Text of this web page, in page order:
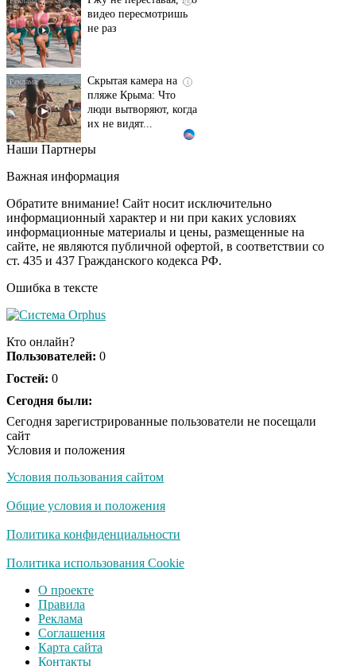
видео пересмотришь
не раз
Скрытая камера на
пляже Крыма: Что
люди вытворяют, когда
их не видят...
Ролик длится
смеяться вы будете
i
Королева вагона
отожгла! Видео не
оставит равнодушным
Наши Партнеры
Важная информация
Обратите внимание! Сайт носит исключительно
информационный характер и ни при каких условиях
информационные материалы и цены, размещенные на
сайте, не являются публичной офертой, в соответствии со
ст. 435 и 437 Гражданского кодекса РФ.
Ошибка в тексте
Кто онлайн?
Пользователей: 0
Гостей: 0
Сегодня были:
Сегодня зарегистрированные пользователи не посещали
сайт
Условия и положения
Условия пользования сайтом
Общие условия и положения
Политика конфиденциальности
Политика использования Cookie
О проекте
Правила
Реклама
Соглашения
Карта сайта
Контакты